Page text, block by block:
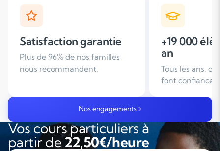
+19 000 élèves suivis /
an
Tous les ans, des familles nous
+ de 25 ans
Leader du
domicile en
Nos engagements
Vos cours particuliers à
partir de22,50€/heure